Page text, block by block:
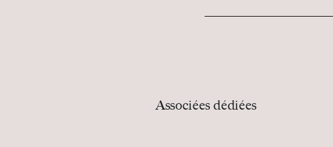
Associées dédiées